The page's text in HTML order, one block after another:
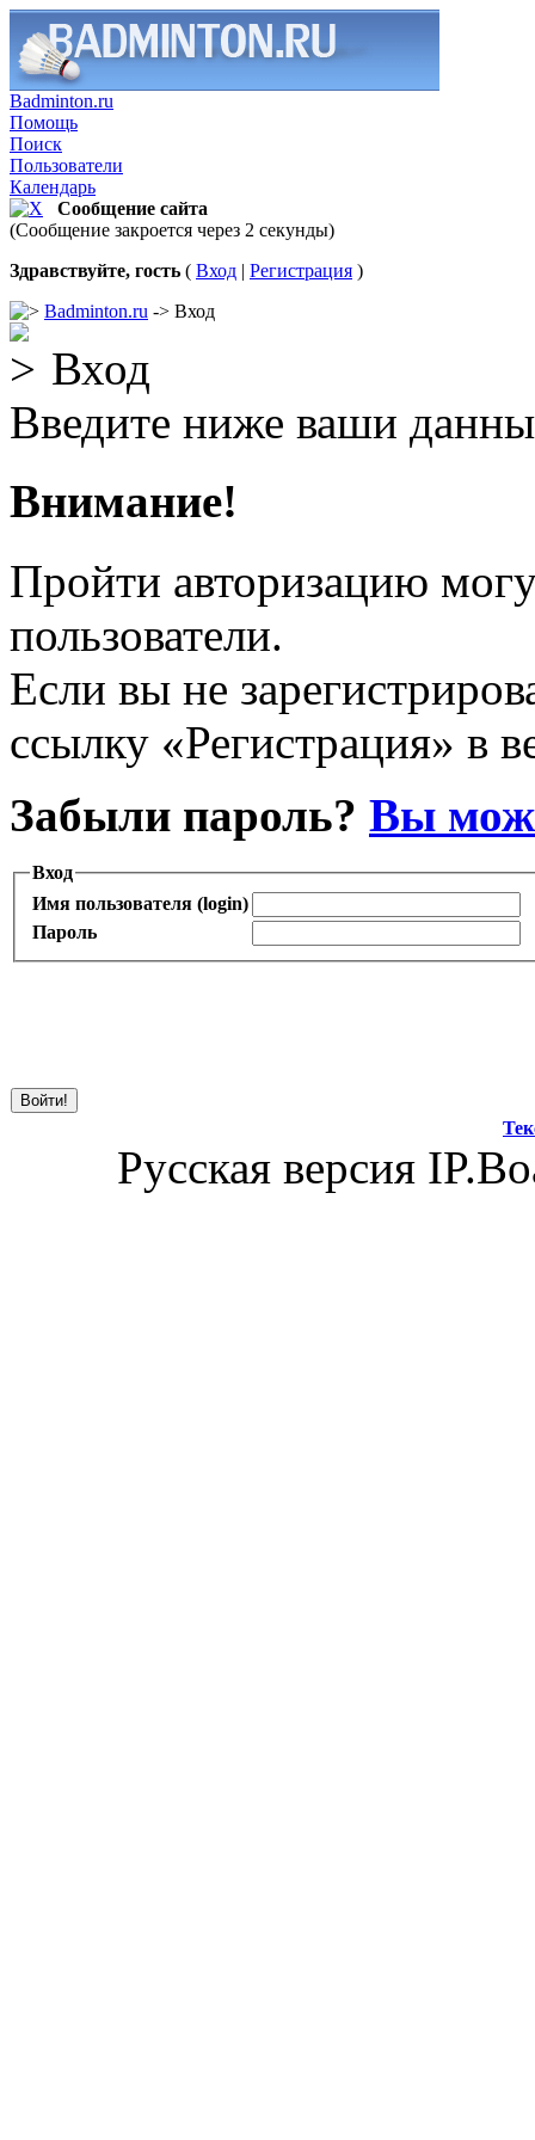
Badminton.ru
Помощь
Поиск
Пользователи
Календарь
Сообщение сайта
(Сообщение закроется через 2 секунды)
Здравствуйте, гость ( Вход | Регистрация )
Badminton.ru -> Вход
Вход
Введите ниже ваши
Внимание!
Пройти авторизацию
пользователи.
Если вы не
ссылку «Регистрация» в
Забыли пароль? Вы
Вход
Имя пользователя (login)
Пароль
Русская версия